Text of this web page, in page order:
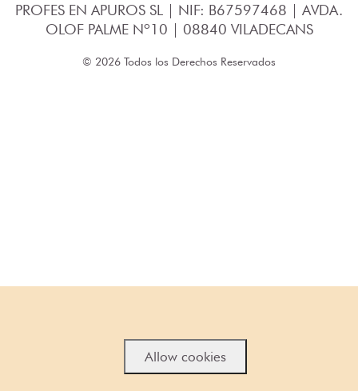
PROFES EN APUROS SL | NIF: B67597468 | AVDA.
OLOF PALME Nº10 | 08840 VILADECANS
© 2026 Todos los Derechos Reservados
Allow cookies